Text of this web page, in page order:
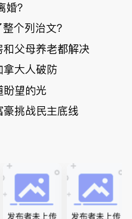
？
个列治文？
父母养老都解决
拿大人破防
盼望的光
挑战民主底线